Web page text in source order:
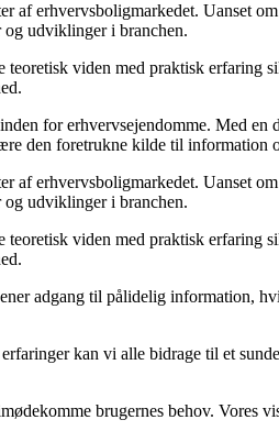
erhvervsboligmarkedet. Uanset
og udviklinger i branchen.
viden med praktisk erfaring
for erhvervsejendomme. Med en
den foretrukne kilde til information
erhvervsboligmarkedet. Uanset
og udviklinger i branchen.
viden med praktisk erfaring
adgang til pålidelig information,
kan vi alle bidrage til et
brugernes behov. Vores